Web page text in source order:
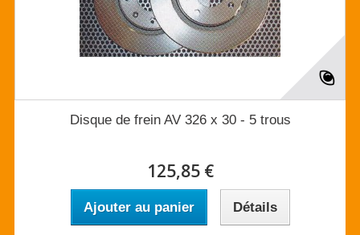
Disque de frein AV 326 x 30 - 5 trous
125,85 €
Ajouter au panier Détails